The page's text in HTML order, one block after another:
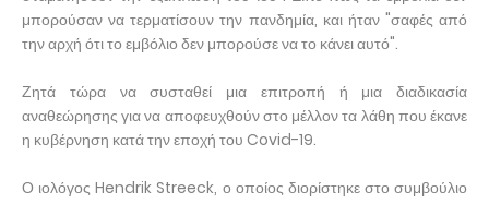
μπορούσαν να τερματίσουν την πανδημία, και ήταν "σαφές από
την αρχή ότι το εμβόλιο δεν μπορούσε να το κάνει αυτό".
Ζητά τώρα να συσταθεί μια επιτροπή ή μια διαδικασία
αναθεώρησης για να αποφευχθούν στο μέλλον τα λάθη που έκανε
η κυβέρνηση κατά την εποχή του Covid-19.
Ο ιολόγος Hendrik Streeck, ο οποίος διορίστηκε στο συμβούλιο